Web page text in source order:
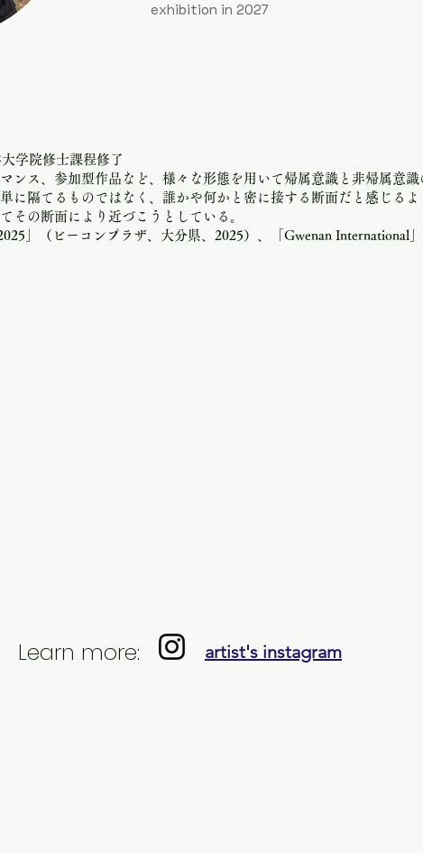
exhibition in 2027
学院修士課程修了
ンス、参加型作品など、様々な形態を用いて帰属意識と非帰属意識
に隔てるものではなく、誰かや何かと密に接する断面だと感じるよ
その断面により近づこうとしている。
」（ビーコンプラザ、大分県、2025）、「 Gwenan International
Learn more: artist's instagram